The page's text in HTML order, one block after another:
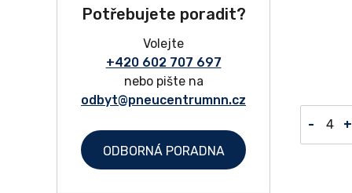
- +
Potřebujete poradit?
Volejte
+420 602 707 697
nebo pište na
odbyt@pneucentrumnn.cz
ODBORNÁ PORADNA